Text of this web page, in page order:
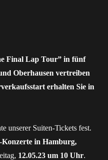
Final Lap Tour” in fünf
Oberhausen vertreiben
erhalten Sie in
unserer Suiten-Tickets fest.
Konzerte in Hamburg,
12.05.23 um 10 Uhr.